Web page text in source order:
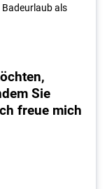
als
Sie
freue mich